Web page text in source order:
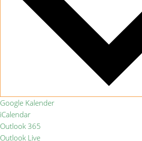
Google Kalender
iCalendar
Outlook 365
Outlook Live